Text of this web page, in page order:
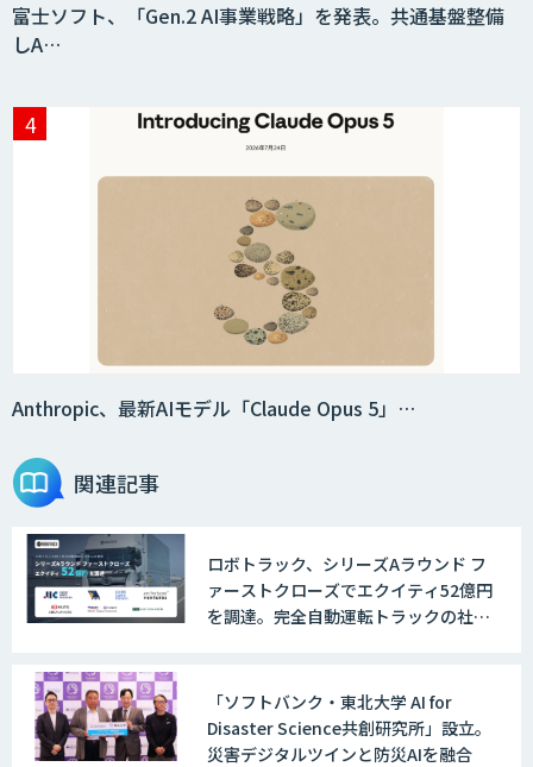
富士ソフト、「Gen.2 AI事業戦略」を発表。共通基盤整備
しA…
Anthropic、最新AIモデル「Claude Opus 5」…
関連記事
ロボトラック、シリーズAラウンド フ
ァーストクローズでエクイティ52億円
を調達。完全自動運転トラックの社会
「ソフトバンク・東北大学 AI for
Disaster Science共創研究所」設立。
災害デジタルツインと防災AIを融合